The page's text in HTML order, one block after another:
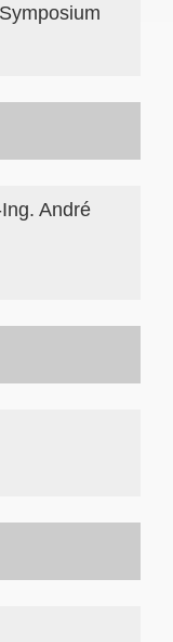
André